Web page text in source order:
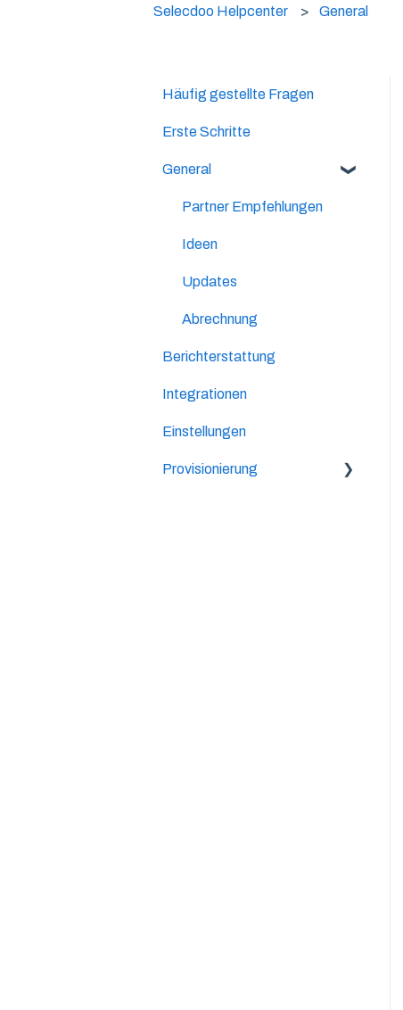
Selecdoo Helpcenter General
Häufig gestellte Fragen
Erste Schritte
General
Partner Empfehlungen
Ideen
Updates
Abrechnung
Berichterstattung
Integrationen
Einstellungen
Provisionierung